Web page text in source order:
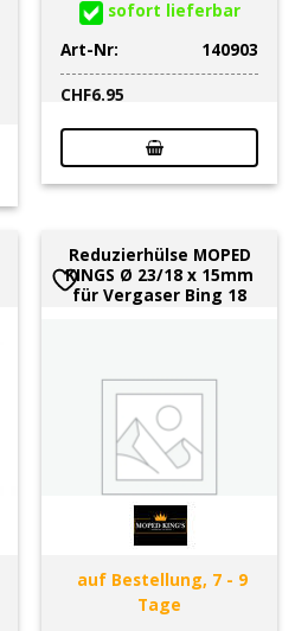
sofort lieferbar
Art-Nr:
140903
CHF6.95
Reduzierhülse MOPED
KINGS Ø 23/18 x 15mm
für Vergaser Bing 18
auf Bestellung, 7 - 9
Tage